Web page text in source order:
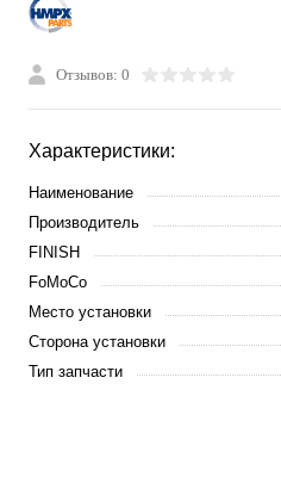
Отзывов: 0
Характеристики:
Наименование
Производитель
FINISH
FoMoCo
Место установки
Сторона установки
Тип запчасти